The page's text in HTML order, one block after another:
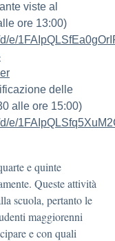
viste al
ore 13:00)
e/
delle
alle ore 15:00)
e/
e quinte
Queste attività
scuola, pertanto le
maggiorenni
e con quali